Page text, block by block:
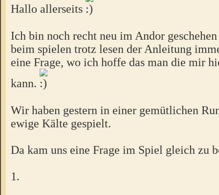
Hallo allerseits
Ich bin noch recht neu im Andor
beim spielen trotz lesen der Anleitung
eine Frage, wo ich hoffe das man die mir
kann.
Wir haben gestern in einer gemütlichen
ewige Kälte gespielt.
Da kam uns eine Frage im Spiel gleich zu
1.